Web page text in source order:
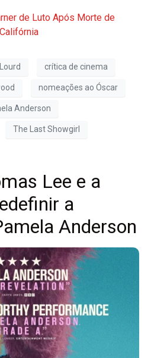
de Luto Após Morte de
crítica de cinema
nomeações ao Óscar
Anderson
The Last Showgirl
Lee e a
a
Anderson